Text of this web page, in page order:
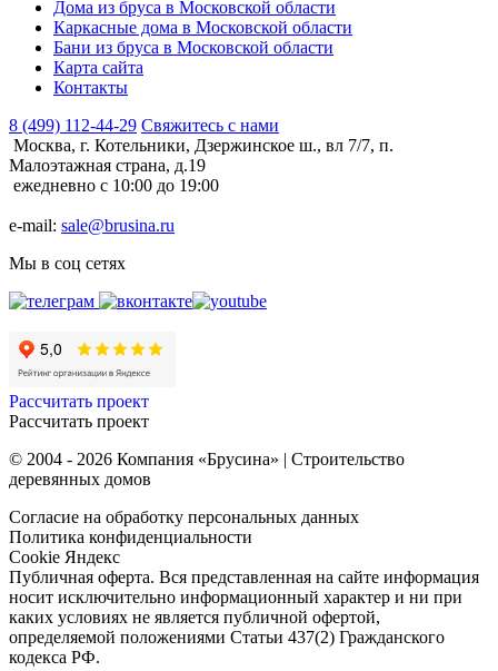
Дома из бруса в Московской области
Каркасные дома в Московской области
Бани из бруса в Московской области
Карта сайта
Контакты
8 (499) 112-44-29 Свяжитесь с нами
Москва, г. Котельники, Дзержинское ш., вл 7/7, п.
Малоэтажная страна, д.19
ежедневно с 10:00 до 19:00
e-mail: sale@brusina.ru
Мы в соц сетях
Рассчитать проект
Рассчитать проект
© 2004 - 2026 Компания «Брусина» | Строительство
деревянных домов
Согласие на обработку персональных данных
Политика конфиденциальности
Cookie Яндекс
Публичная оферта. Вся представленная на сайте информация
носит исключительно информационный характер и ни при
каких условиях не является публичной офертой,
определяемой положениями Статьи 437(2) Гражданского
кодекса РФ.